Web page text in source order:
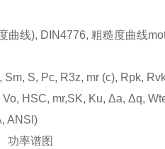
曲线), DIN4776, 粗糙度曲线
Sm, S, Pc, R3z, mr (c), Rpk,
HSC, mr,SK, Ku, Δa, Δq,
ANSI)
率谱图